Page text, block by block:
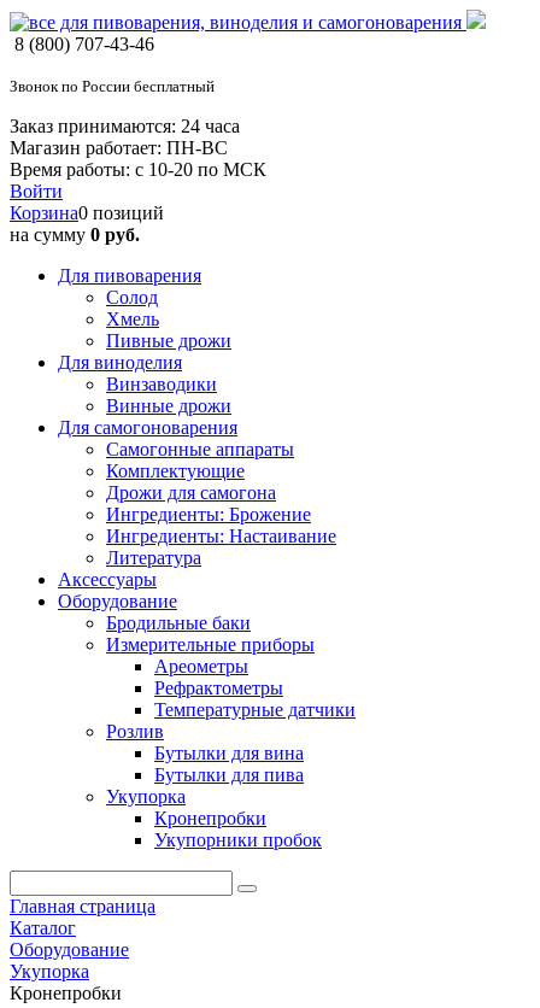
8 (800) 707-43-46
Звонок по России бесплатный
Заказ принимаются: 24 часа
Магазин работает: ПН-ВС
Время работы: с 10-20 по МСК
Войти
Корзина0 позиций
на сумму 0 руб.
Для пивоварения
Солод
Хмель
Пивные дрожи
Для виноделия
Винзаводики
Винные дрожи
Для самогоноварения
Самогонные аппараты
Комплектующие
Дрожи для самогона
Ингредиенты: Брожение
Ингредиенты: Настаивание
Литература
Аксессуары
Оборудование
Бродильные баки
Измерительные приборы
Ареометры
Рефрактометры
Температурные датчики
Розлив
Бутылки для вина
Бутылки для пива
Укупорка
Кронепробки
Укупорники пробок
Главная страница
Каталог
Оборудование
Укупорка
Кронепробки